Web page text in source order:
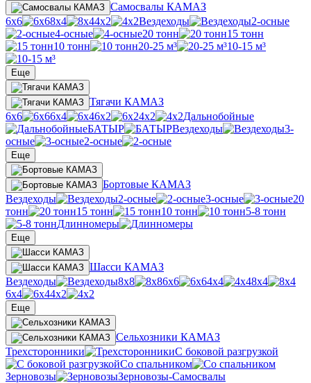
Самосвалы КАМАЗ
6х6
8х4 4х2 Вездеходы
2-осные
4-осные
20 тонн
15 тонн
10 тонн
20-25 м³ 10-15 м³
Еще
Тягачи КАМАЗ
6х6
6х4 6х2 4х2
Дальнобойные
БАТЫР
Вездеходы
3-
осные
2-осные
Еще
Бортовые КАМАЗ
Вездеходы
2-осные 3-осные
20
тонн
15 тонн 10 тонн
5-8 тонн
Длинномеры
Еще
Шасси КАМАЗ
Вездеходы
8х8 6х6 4х4
8х4
6х4
4х2
Еще
Сельхозники КАМАЗ
Трехсторонники
С боковой разгрузкой
Со спальником
Зерновозы
Зерновозы-Самосвалы